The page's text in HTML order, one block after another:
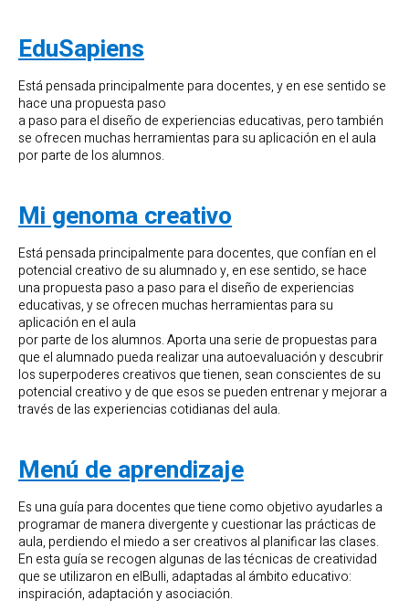
EduSapiens
Está pensada principalmente para docentes, y en ese sentido se
hace una propuesta paso
a paso para el diseño de experiencias educativas, pero también
se ofrecen muchas herramientas para su aplicación en el aula
por parte de los alumnos.
Mi genoma creativo
Está pensada principalmente para docentes, que confían en el
potencial creativo de su alumnado y, en ese sentido, se hace
una propuesta paso a paso para el diseño de experiencias
educativas, y se ofrecen muchas herramientas para su
aplicación en el aula
por parte de los alumnos. Aporta una serie de propuestas para
que el alumnado pueda realizar una autoevaluación y descubrir
los superpoderes creativos que tienen, sean conscientes de su
potencial creativo y de que esos se pueden entrenar y mejorar a
través de las experiencias cotidianas del aula.
Menú de aprendizaje
Es una guía para docentes que tiene como objetivo ayudarles a
programar de manera divergente y cuestionar las prácticas de
aula, perdiendo el miedo a ser creativos al planificar las clases.
En esta guía se recogen algunas de las técnicas de creatividad
que se utilizaron en elBulli, adaptadas al ámbito educativo:
inspiración, adaptación y asociación.